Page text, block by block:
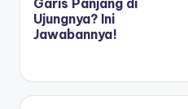
Garis Panjang di
Ujungnya? Ini
Jawabannya!